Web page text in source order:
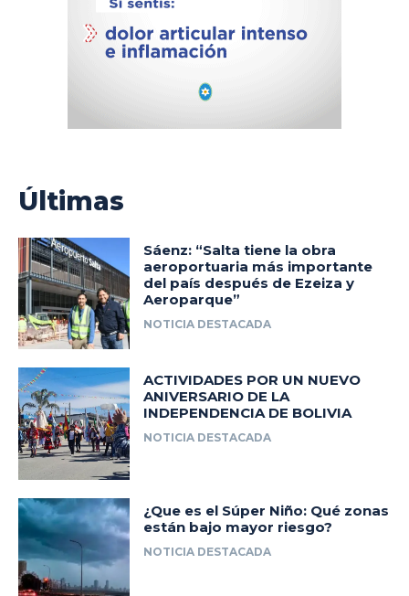
Últimas
Sáenz: “Salta tiene la obra
aeroportuaria más importante
del país después de Ezeiza y
Aeroparque”
NOTICIA DESTACADA
ACTIVIDADES POR UN NUEVO
ANIVERSARIO DE LA
INDEPENDENCIA DE BOLIVIA
NOTICIA DESTACADA
¿Que es el Súper Niño: Qué zonas
están bajo mayor riesgo?
NOTICIA DESTACADA